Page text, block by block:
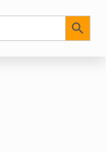
Search Button